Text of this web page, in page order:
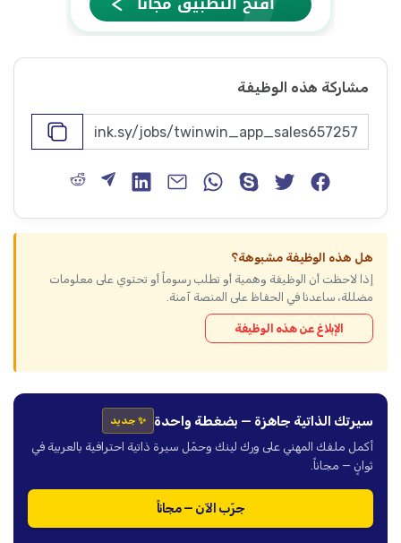
مشاركة هذه الوظيفة
هل هذه الوظيفة مشبوهة؟
إذا لاحظت أن الوظيفة وهمية أو تطلب رسوماً أو تحتوي على معلومات
مضللة، ساعدنا في الحفاظ على المنصة آمنة.
الإبلاغ عن هذه الوظيفة
سيرتك الذاتية جاهزة — بضغطة واحدة ✨ جديد
أكمل ملفك المهني على ورك لينك وحمّل سيرة ذاتية احترافية بالعربية في
ثوانٍ — مجاناً.
جرّب الآن — مجاناً